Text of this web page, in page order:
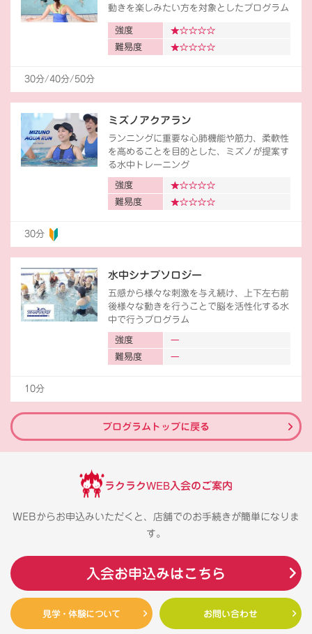
動きを楽しみたい方を対象としたプログラム
強度
難易度
30分/40分/50分
ミズノアクアラン
ランニングに重要な心肺機能や筋力、柔軟性
を高めることを目的とした、ミズノが提案す
る水中トレーニング
強度
難易度
30分
水中シナプソロジー
五感から様々な刺激を与え続け、上下左右前
後様々な動きを行うことで脳を活性化する水
中で行うプログラム
強度
難易度
10分
プログラムトップに戻る
ラクラクWEB入会のご案内
WEBからお申込みいただくと、店舗でのお手続きが簡単になりま
す。
入会お申込みはこちら
見学・体験について お問い合わせ